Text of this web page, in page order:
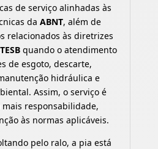
de serviço alinhadas às
da ABNT, além de
relacionados às diretrizes
quando o atendimento
de esgoto, descarte,
hidráulica e
Assim, o serviço é
mais responsabilidade,
às normas aplicáveis.
pelo ralo, a pia está